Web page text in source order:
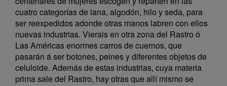
cuatro categorías de lana, algodón, hilo y seda, para
ser reexpedidos adonde otras manos labren con ellos
nuevas industrias. Vierais en otra zona del Rastro ó
Las Américas enormes carros de cuernos, que
pasarán á ser botones, peines y diferentes objetos de
celuloide. Además de estas industrias, cuya materia
prima sale del Rastro, hay otras que allí mismo se